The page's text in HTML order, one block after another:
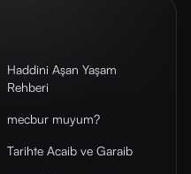
Haddini Aşan Yaşam
Rehberi
mecbur muyum?
Tarihte Acaib ve Garaib